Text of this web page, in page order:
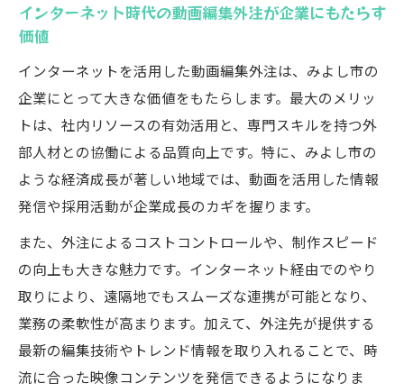
インターネット時代の動画編集外注が企業にもたらす
価値
インターネットを活用した動画編集外注は、みよし市の
企業にとって大きな価値をもたらします。最大のメリッ
トは、社内リソースの有効活用と、専門スキルを持つ外
部人材との協働による品質向上です。特に、みよし市の
ような経済成長が著しい地域では、動画を活用した情報
発信や採用活動が企業成長のカギを握ります。
また、外注によるコストコントロールや、制作スピード
の向上も大きな魅力です。インターネット経由でのやり
取りにより、遠隔地でもスムーズな連携が可能となり、
業務の柔軟性が高まります。加えて、外注先が提供する
最新の編集技術やトレンド情報を取り入れることで、時
流に合った映像コンテンツを発信できるようになりま